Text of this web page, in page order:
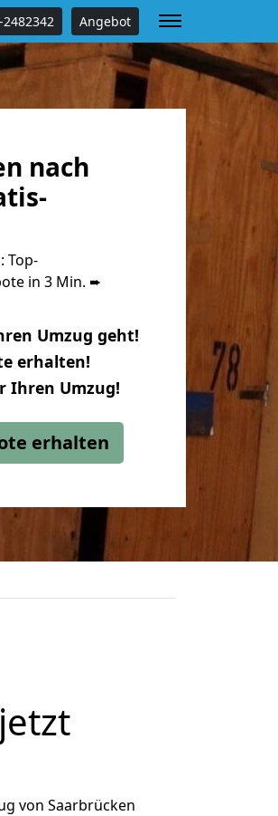
Angebot
nach
Top-
in 3 Min. ➨
Umzug geht!
erhalten!
Ihren Umzug!
erhalten
von Saarbrücken